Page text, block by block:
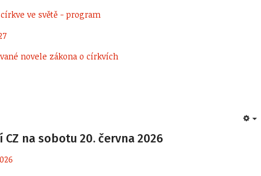
ve světě - program
novele zákona o církvích
CZ na sobotu 20. června 2026